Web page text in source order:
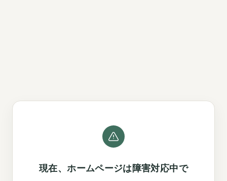
現在、ホームページは障害対応中で